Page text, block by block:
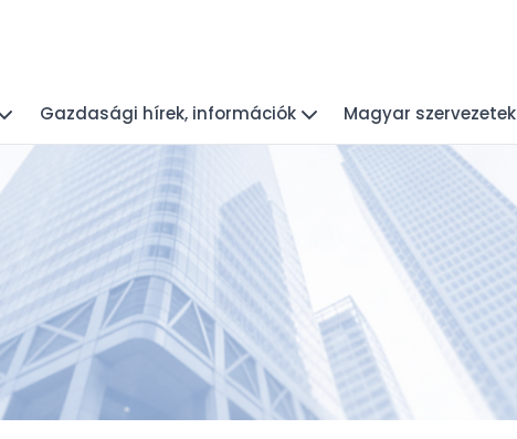
Gazdasági hírek, információk Magyar szervezetek